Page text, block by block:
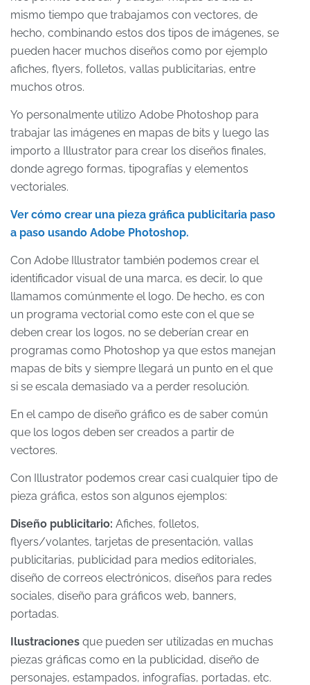
mismo tiempo que trabajamos con vectores, de
hecho, combinando estos dos tipos de imágenes, se
pueden hacer muchos diseños como por ejemplo
afiches, flyers, folletos, vallas publicitarias, entre
muchos otros.
Yo personalmente utilizo Adobe Photoshop para
trabajar las imágenes en mapas de bits y luego las
importo a Illustrator para crear los diseños finales,
donde agrego formas, tipografías y elementos
vectoriales.
Ver cómo crear una pieza gráfica publicitaria paso
a paso usando Adobe Photoshop.
Con Adobe Illustrator también podemos crear el
identificador visual de una marca, es decir, lo que
llamamos comúnmente el logo. De hecho, es con
un programa vectorial como este con el que se
deben crear los logos, no se deberían crear en
programas como Photoshop ya que estos manejan
mapas de bits y siempre llegará un punto en el que
si se escala demasiado va a perder resolución.
En el campo de diseño gráfico es de saber común
que los logos deben ser creados a partir de
vectores.
Con Illustrator podemos crear casi cualquier tipo de
pieza gráfica, estos son algunos ejemplos:
Diseño publicitario: Afiches, folletos,
flyers/volantes, tarjetas de presentación, vallas
publicitarias, publicidad para medios editoriales,
diseño de correos electrónicos, diseños para redes
sociales, diseño para gráficos web, banners,
portadas.
Ilustraciones que pueden ser utilizadas en muchas
piezas gráficas como en la publicidad, diseño de
personajes, estampados, infografías, portadas, etc.